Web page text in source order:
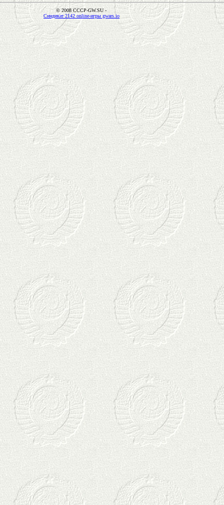
© 2008 CCCP-GW.SU -
Синдикат 2142 online-игры gwars.io